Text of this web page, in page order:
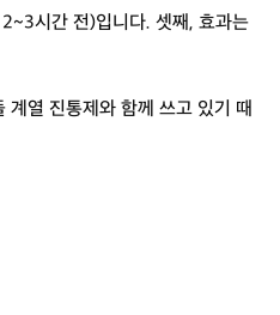
시간 전)입니다. 셋째, 효과는
계열 진통제와 함께 쓰고 있기 때